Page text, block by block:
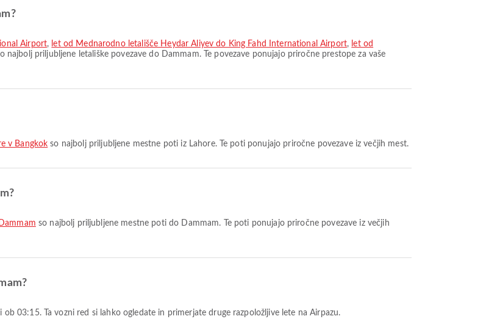
Airport, let od Mednarodno letališče Heydar Aliyev do King Fahd International Airport, let od
najbolj priljubljene letališke povezave do Dammam. Te povezave ponujajo priročne prestope za vaše
v Bangkok so najbolj priljubljene mestne poti iz Lahore. Te poti ponujajo priročne povezave iz večjih mest.
so najbolj priljubljene mestne poti do Dammam. Te poti ponujajo priročne povezave iz večjih
ob 03:15. Ta vozni red si lahko ogledate in primerjate druge razpoložljive lete na Airpazu.